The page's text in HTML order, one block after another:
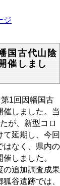
ジ
国古代山陰
催しまし
1回因幡国古
催しました。当
が、新型コロ
延期し、今回
はなく、県内の
しました。
追加調査成果
谷遺跡では、